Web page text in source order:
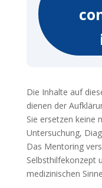
Die Inhalte auf
dienen der
Sie ersetzen keine
Untersuchung,
Das Mentoring
Selbsthilfekonzept
medizinischen